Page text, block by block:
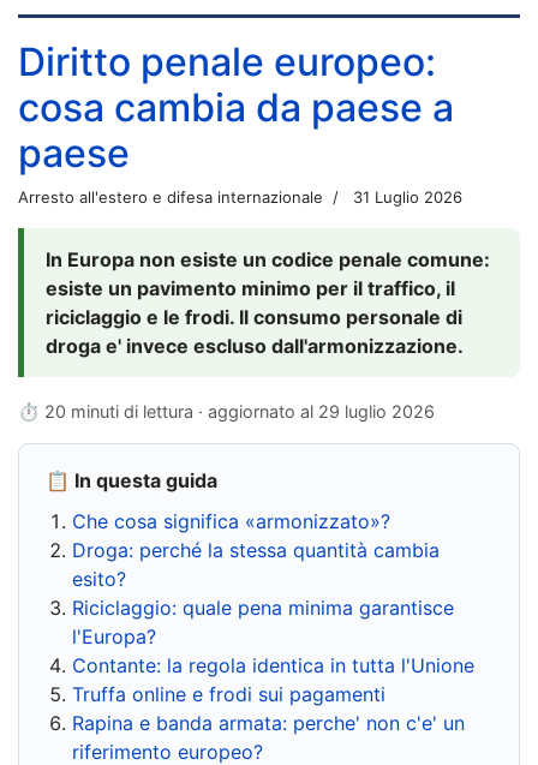
Diritto penale europeo:
cosa cambia da paese a
paese
Arresto all'estero e difesa internazionale 31 Luglio 2026
In Europa non esiste un codice penale comune:
esiste un pavimento minimo per il traffico, il
riciclaggio e le frodi. Il consumo personale di
droga e' invece escluso dall'armonizzazione.
⏱ 20 minuti di lettura · aggiornato al 29 luglio 2026
📋 In questa guida
Che cosa significa «armonizzato»?
Droga: perché la stessa quantità cambia
esito?
Riciclaggio: quale pena minima garantisce
l'Europa?
Contante: la regola identica in tutta l'Unione
Truffa online e frodi sui pagamenti
Rapina e banda armata: perche' non c'e' un
riferimento europeo?